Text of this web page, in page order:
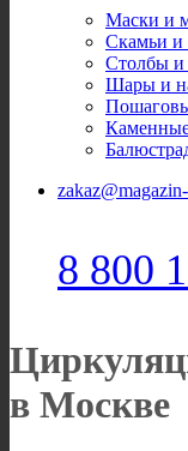
Маски и
Скамьи и
Столбы
Шары и
8 800
в Москве